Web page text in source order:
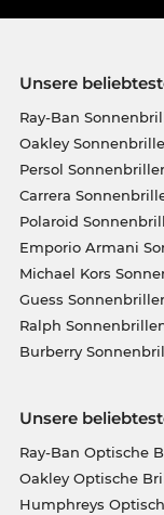
Unsere
Ray-Ban
Oakley
Persol
Carrera
Polaroid
Emporio Armani
Michael Kors
Guess
Ralph
Burberry
Unsere
Ray-Ban Optische
Oakley Optische
Humphreys